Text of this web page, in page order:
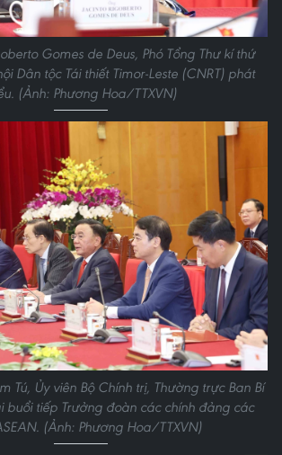
Gomes de Deus, Phó Tổng Thư kí thứ
Dân tộc Tái thiết Timor-Leste (CNRT) phát
(Ảnh: Phương Hoa/TTXVN)
Tú, Ủy viên Bộ Chính trị, Thường trực Ban Bí
buổi tiếp Trưởng đoàn các chính đảng các
(Ảnh: Phương Hoa/TTXVN)